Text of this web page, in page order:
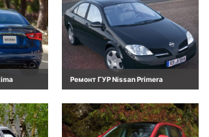
Ремонт ГУР Nissan Primera